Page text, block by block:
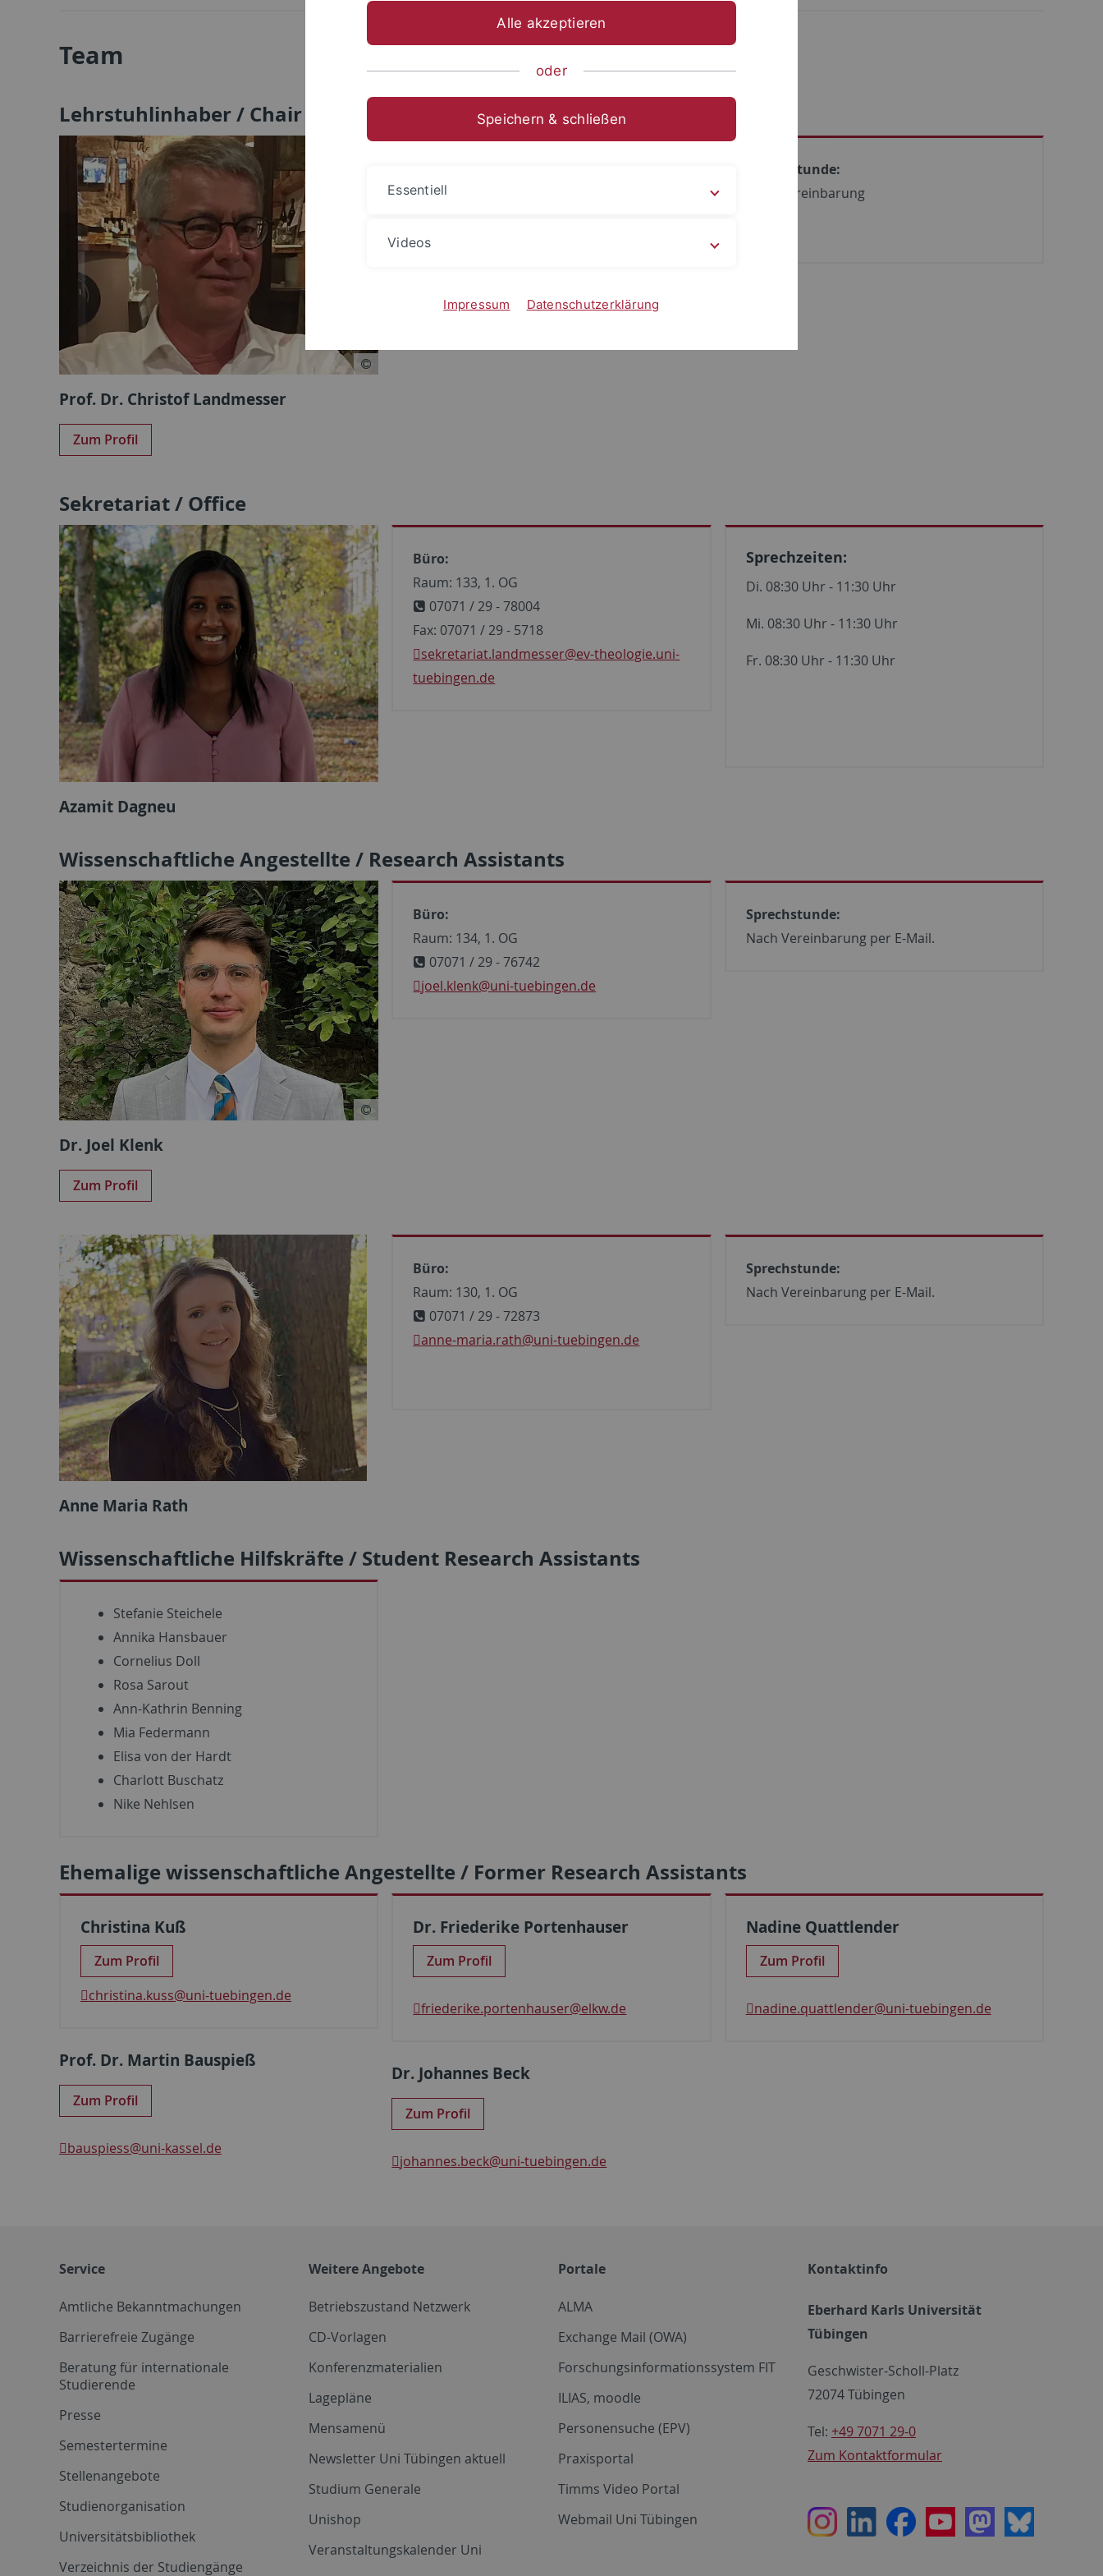
Team
Lehrstuhlinhaber / Chair holder
Prof. Dr. Christof Landmesser
Zum Profil
Raum: 131, 1. OG
christof.landmesser
Sprechstunde:
nach Vereinbarung
Sekretariat / Office
Azamit Dagneu
Büro:
Raum: 133, 1. OG
07071 / 29 - 78004
Fax: 07071 / 29 - 5718
sekretariat.landmesser@ev-theologie.uni-
tuebingen.de
Sprechzeiten:
Di. 08:30 Uhr - 11:30 Uhr
Mi. 08:30 Uhr - 11:30 Uhr
Fr. 08:30 Uhr - 11:30 Uhr
Wissenschaftliche Angestellte / Research Assistants
Dr. Joel Klenk
Zum Profil
Büro:
Raum: 134, 1. OG
07071 / 29 - 76742
joel.klenk@uni-tuebingen.de
Sprechstunde:
Nach Vereinbarung per E-Mail.
Anne Maria Rath
Büro:
Raum: 130, 1. OG
07071 / 29 - 72873
anne-maria.rath@uni-tuebingen.de
Sprechstunde:
Nach Vereinbarung per E-Mail.
Wissenschaftliche Hilfskräfte / Student Research Assistants
Stefanie Steichele
Annika Hansbauer
Cornelius Doll
Rosa Sarout
Ann-Kathrin Benning
Mia Federmann
Elisa von der Hardt
Charlott Buschatz
Nike Nehlsen
Ehemalige wissenschaftliche Angestellte / Former Research Assistants
Christina Kuß
Zum Profil
christina.kuss@uni-tuebingen.de
Prof. Dr. Martin Bauspieß
Zum Profil
bauspiess@uni-kassel.de
Dr. Friederike Portenhauser
Zum Profil
friederike.portenhauser@elkw.de
Dr. Johannes Beck
Zum Profil
johannes.beck@uni-tuebingen.de
Nadine Quattlender
Zum Profil
nadine.quattlender@uni-tuebingen.de
Service
Amtliche Bekanntmachungen
Barrierefreie Zugänge
Beratung für internationale
Studierende
Presse
Semestertermine
Stellenangebote
Studienorganisation
Universitätsbibliothek
Verzeichnis der Studiengänge
Weitere Angebote
Betriebszustand Netzwerk
CD-Vorlagen
Konferenzmaterialien
Lagepläne
Mensamenü
Newsletter Uni Tübingen aktuell
Studium Generale
Unishop
Veranstaltungskalender Uni
Portale
ALMA
Exchange Mail (OWA)
Forschungsinformationssystem FIT
ILIAS, moodle
Personensuche (EPV)
Praxisportal
Timms Video Portal
Webmail Uni Tübingen
Kontaktinfo
Eberhard Karls Universität
Tübingen
Geschwister-Scholl-Platz
72074 Tübingen
Tel: +49 7071 29-0
Zum Kontaktformular
InstagramLinkedInFacebookYoutubeMastodon
Bluesky
Alle akzeptieren
oder
Speichern & schließen
Essentiell
Videos
Impressum Datenschutzerklärung